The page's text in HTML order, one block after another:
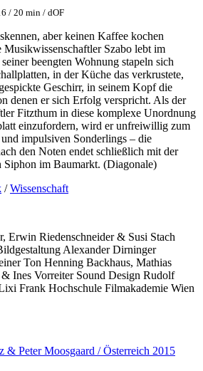
/ 20 min / dOF
aber keinen Kaffee kochen
Musikwissenschaftler Szabo lebt im
beengten Wohnung stapeln sich
in der Küche das verkrustete,
Geschirr, in seinem Kopf die
denen er sich Erfolg verspricht. Als der
Fitzthum in diese komplexe Unordnung
einzufordern, wird er unfreiwillig zum
impulsiven Sonderlings – die
den Noten endet schließlich mit der
Siphon im Baumarkt. (Diagonale)
/Wissenschaft
Erwin Riedenschneider & Susi Stach
Alexander Dirninger
Ton Henning Backhaus, Mathias
Ines Vorreiter Sound Design Rudolf
Frank Hochschule Filmakademie Wien
& Peter Moosgaard / Österreich 2015